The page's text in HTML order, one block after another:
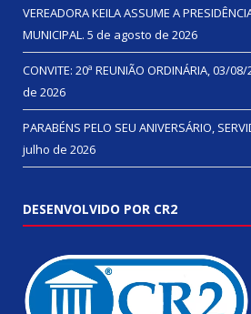
VEREADORA KEILA ASSUME A
MUNICIPAL. 5 de agosto de 2026
CONVITE: 20ª REUNIÃO ORDINÁRIA, 03/
de 2026
PARABÉNS PELO SEU ANIVERSÁRIO,
julho de 2026
DESENVOLVIDO POR CR2